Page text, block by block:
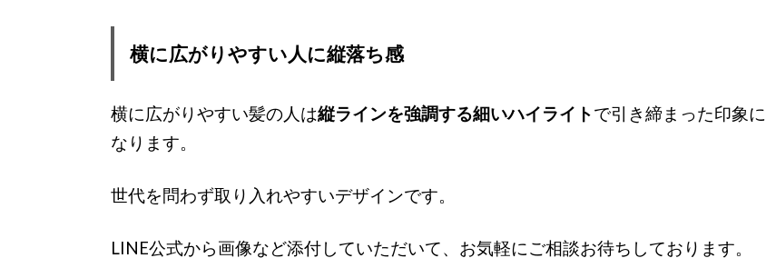
横に広がりやすい人に縦落ち感
横に広がりやすい髪の人は縦ラインを強調する細いハイライトで引き締まった印象に
なります。
世代を問わず取り入れやすいデザインです。
LINE公式から画像など添付していただいて、お気軽にご相談お待ちしております。